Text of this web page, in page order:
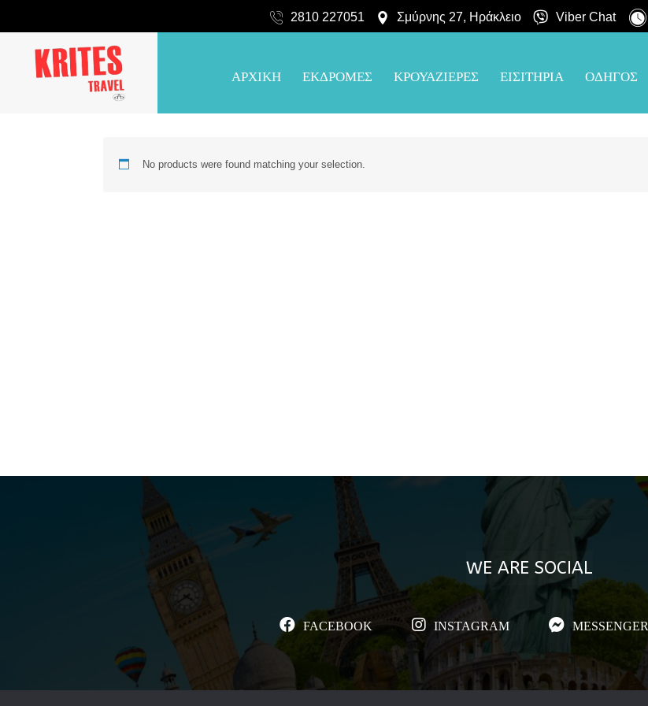
2810 227051 Σμύρνης 27, Ηράκλειο Viber Chat
ΑΡΧΙΚΗ ΕΚΔΡΟΜΕΣ ΚΡΟΥΑΖΙΕΡΕΣ ΕΙΣΙΤΗΡΙΑ ΟΔΗΓΟΣ
No products were found matching your selection.
WE ARE SOCIAL
FACEBOOK INSTAGRAM MESSENGER